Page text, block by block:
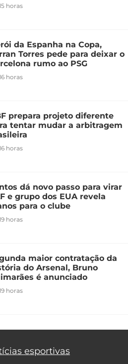
horas
da Espanha na Copa,
Torres pede para deixar o
rumo ao PSG
horas
prepara projeto diferente
tentar mudar a arbitragem
horas
dá novo passo para virar
e grupo dos EUA revela
para o clube
horas
maior contratação da
do Arsenal, Bruno
é anunciado
horas